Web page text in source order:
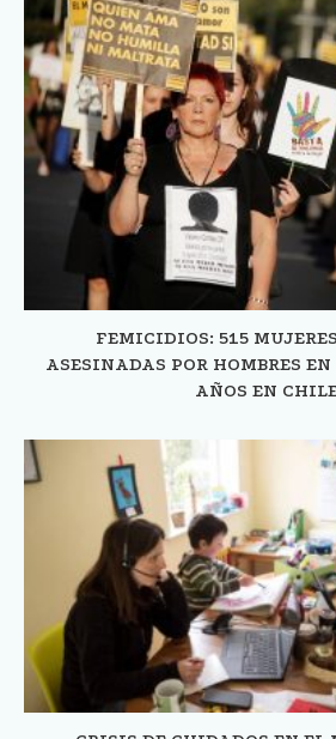
FEMICIDIOS: 515
ASESINADAS POR HOMBRES
AÑOS EN